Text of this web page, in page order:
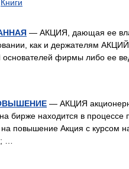
Книги
— АКЦИЯ, дающая ее
как и держателям
фирмы либо ее
— АКЦИЯ
на бирже находится в
повышение Акция с курсом
…